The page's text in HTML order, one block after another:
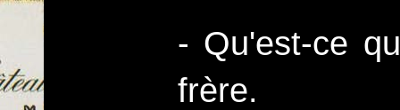
- Qu'est-ce
frère.